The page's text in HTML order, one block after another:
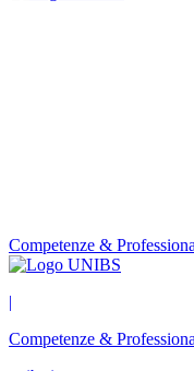
Competenze &
|
Competenze &